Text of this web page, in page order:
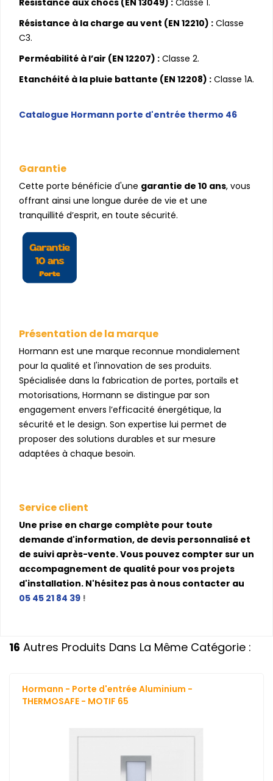
Résistance à la charge au vent (EN 12210) : Classe
C3.
Perméabilité à l’air (EN 12207) : Classe 2.
Etanchéité à la pluie battante (EN 12208) : Classe 1A.
Catalogue Hormann porte d'entrée thermo 46
Garantie
Cette porte bénéficie d'une garantie de 10 ans, vous
offrant ainsi une longue durée de vie et une
tranquillité d’esprit, en toute sécurité.
Présentation de la marque
Hormann est une marque reconnue mondialement
pour la qualité et l'innovation de ses produits.
Spécialisée dans la fabrication de portes, portails et
motorisations, Hormann se distingue par son
engagement envers l’efficacité énergétique, la
sécurité et le design. Son expertise lui permet de
proposer des solutions durables et sur mesure
adaptées à chaque besoin.
Service client
Une prise en charge complète pour toute
demande d'information, de devis personnalisé et
de suivi après-vente. Vous pouvez compter sur un
accompagnement de qualité pour vos projets
d'installation. N'hésitez pas à nous contacter au
05 45 21 84 39 !
16 Autres Produits Dans La Même Catégorie :
Hormann - Porte d'entrée Aluminium -
THERMOSAFE - MOTIF 65